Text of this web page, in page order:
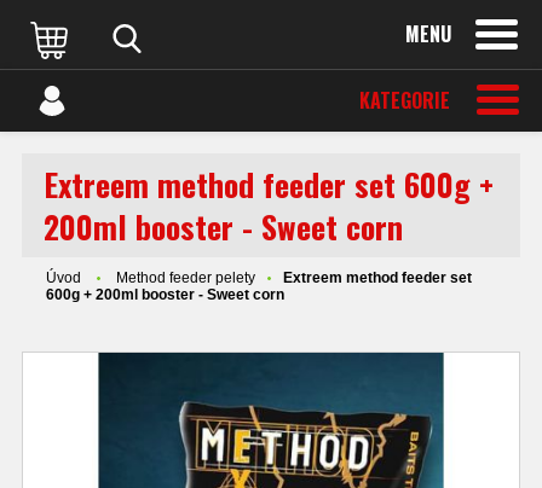
MENU
KATEGORIE
Extreem method feeder set 600g +
200ml booster - Sweet corn
Úvod Method feeder pelety
Extreem method feeder set
600g + 200ml booster - Sweet corn